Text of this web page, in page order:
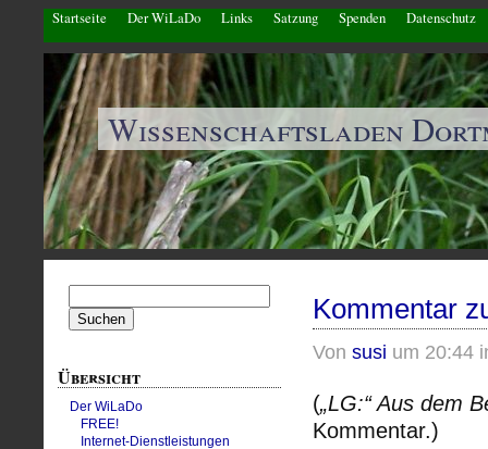
Startseite Der WiLaDo Links Satzung Spenden Datenschutz
Wissenschaftsladen
Kommentar
Von susi um 20:44
(„LG:“ Aus dem
Kommentar.)
nach:
Übersicht
Der WiLaDo
FREE!
Internet-Dienstleistungen